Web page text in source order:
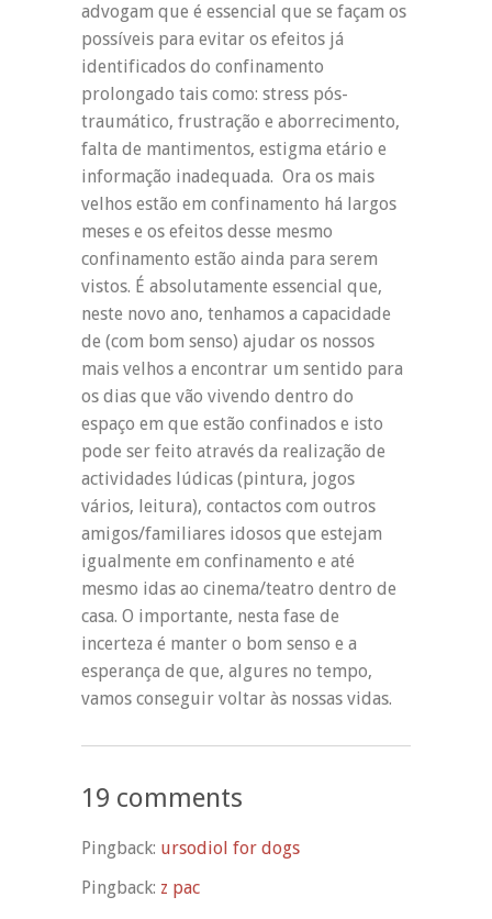
advogam que é essencial que se façam os
possíveis para evitar os efeitos já
identificados do confinamento
prolongado tais como: stress pós-
traumático, frustração e aborrecimento,
falta de mantimentos, estigma etário e
informação inadequada. Ora os mais
velhos estão em confinamento há largos
meses e os efeitos desse mesmo
confinamento estão ainda para serem
vistos. É absolutamente essencial que,
neste novo ano, tenhamos a capacidade
de (com bom senso) ajudar os nossos
mais velhos a encontrar um sentido para
os dias que vão vivendo dentro do
espaço em que estão confinados e isto
pode ser feito através da realização de
actividades lúdicas (pintura, jogos
vários, leitura), contactos com outros
amigos/familiares idosos que estejam
igualmente em confinamento e até
mesmo idas ao cinema/teatro dentro de
casa. O importante, nesta fase de
incerteza é manter o bom senso e a
esperança de que, algures no tempo,
vamos conseguir voltar às nossas vidas.
19 comments
Pingback: ursodiol for dogs
Pingback: z pac